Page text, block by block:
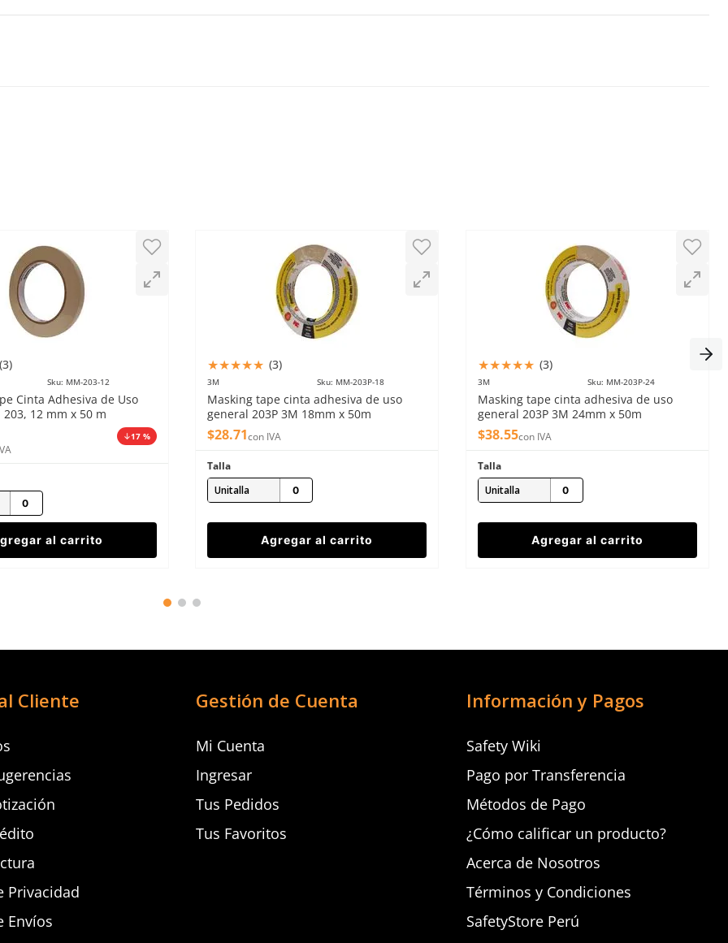
(3)
Sku: MM-203-12
Cinta Adhesiva de Uso
12 mm x 50 m
17 %
al carrito
★★★★★ (3)
3M Sku: MM-203P-18
Masking tape cinta adhesiva de uso
general 203P 3M 18mm x 50m
$28.71con IVA
Talla
Unitalla
Agregar al carrito
★★★★★ (3)
3M Sku: MM-203P-24
Masking tape cinta adhesiva de uso
general 203P 3M 24mm x 50m
$38.55con IVA
Talla
Unitalla
Agregar al carrito
Cliente
Privacidad
Envíos
Gestión de Cuenta
Mi Cuenta
Ingresar
Tus Pedidos
Tus Favoritos
Información y Pagos
Safety Wiki
Pago por Transferencia
Métodos de Pago
¿Cómo calificar un producto?
Acerca de Nosotros
Términos y Condiciones
SafetyStore Perú